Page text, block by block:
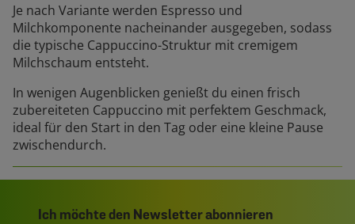
Je nach Variante werden Espresso und
Milchkomponente nacheinander ausgegeben, sodass
die typische Cappuccino-Struktur mit cremigem
Milchschaum entsteht.
In wenigen Augenblicken genießt du einen frisch
zubereiteten Cappuccino mit perfektem Geschmack,
ideal für den Start in den Tag oder eine kleine Pause
zwischendurch.
Ich möchte den Newsletter abonnieren